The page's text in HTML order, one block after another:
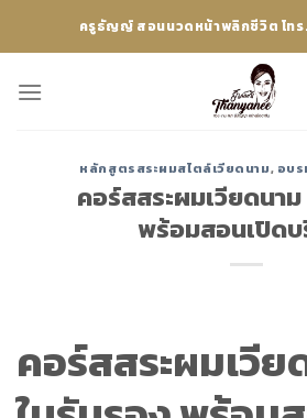
ครูธัญญ์ สอนนวดหน้าพลิกชีวิต โท
หลักสูตรสระผมสไตล์เวียดนาม, อบร
คอร์สสระผมเวียดนา
พร้อมสอนเปิดบ
คอร์สสระผมเวี